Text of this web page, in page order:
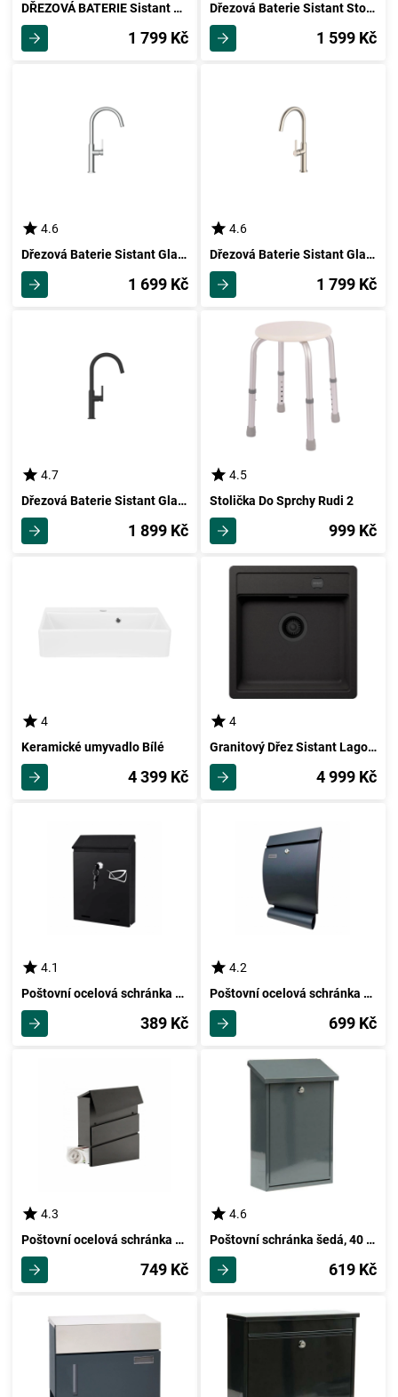
DŘEZOVÁ BATERIE Sistant Stockholm
1 799 Kč
Dřezová Baterie Sistant Stockholm
1 599 Kč
4.6
Dřezová Baterie Sistant Glasgow
1 699 Kč
4.6
Dřezová Baterie Sistant Glasgow
1 799 Kč
4.7
Dřezová Baterie Sistant Glasgow
1 899 Kč
4.5
Stolička Do Sprchy Rudi 2
999 Kč
4
Keramické umyvadlo Bílé
4 399 Kč
4
Granitový Dřez Sistant Lagos N-100s
4 999 Kč
4.1
Poštovní ocelová schránka Heron, antracitová
389 Kč
4.2
Poštovní ocelová schránka Robin, antracitová
699 Kč
4.3
Poštovní ocelová schránka Parrot, antracitová
749 Kč
4.6
Poštovní schránka šedá, 40 x 25 x 10 cm
619 Kč